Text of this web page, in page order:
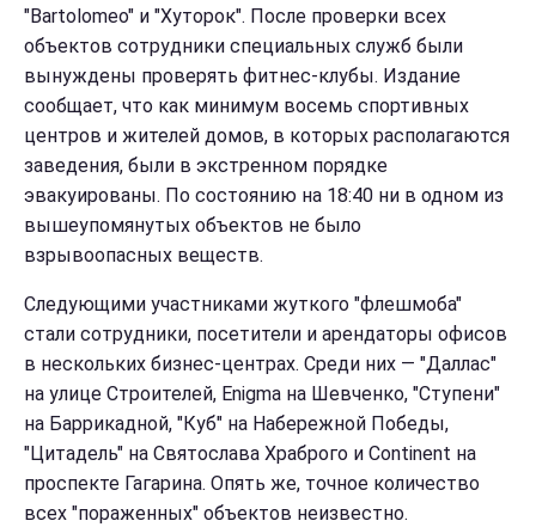
"Bartolomeo" и "Хуторок". После проверки всех
объектов сотрудники специальных служб были
вынуждены проверять фитнес-клубы. Издание
сообщает, что как минимум восемь спортивных
центров и жителей домов, в которых располагаются
заведения, были в экстренном порядке
эвакуированы. По состоянию на 18:40 ни в одном из
вышеупомянутых объектов не было
взрывоопасных веществ.
Следующими участниками жуткого "флешмоба"
стали сотрудники, посетители и арендаторы офисов
в нескольких бизнес-центрах. Среди них — "Даллас"
на улице Строителей, Enigma на Шевченко, "Ступени"
на Баррикадной, "Куб" на Набережной Победы,
"Цитадель" на Святослава Храброго и Continent на
проспекте Гагарина. Опять же, точное количество
всех "пораженных" объектов неизвестно.